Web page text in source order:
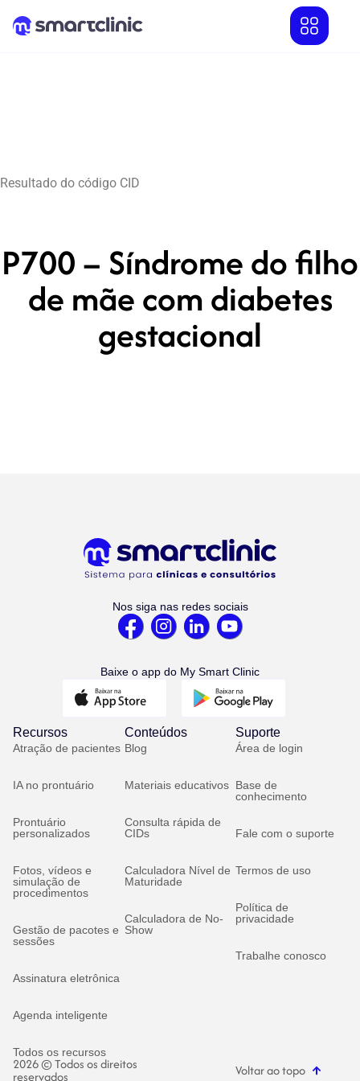
Resultado do código CID
P700 – Síndrome do filho
de mãe com diabetes
gestacional
Nos siga nas redes sociais
Baixe o app do My Smart Clinic
Recursos
Atração de pacientes
IA no prontuário
Prontuário
personalizados
Fotos, vídeos e
simulação de
procedimentos
Gestão de pacotes e
sessões
Assinatura eletrônica
Agenda inteligente
Todos os recursos
Conteúdos
Blog
Materiais educativos
Consulta rápida de
CIDs
Calculadora Nível de
Maturidade
Calculadora de No-
Show
Suporte
Área de login
Base de
conhecimento
Fale com o suporte
Termos de uso
Política de
privacidade
Trabalhe conosco
2026 © Todos os direitos
reservados Voltar ao topo